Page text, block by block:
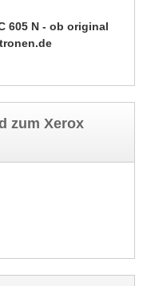
605 N - ob original
zum Xerox